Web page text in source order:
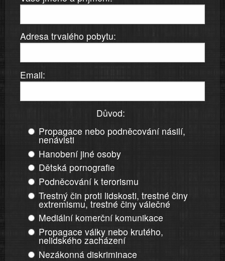
Adresa trvalého pobytu:
Email:
Důvod:
Propagace nebo podněcování násilí,
nenávisti
Hanobení jiné osoby
Dětská pornografie
Podněcování k terorismu
Trestný čin proti lidskosti, trestné činy
extremismu, trestné činy válečné
Mediální komerční komunikace
Propagace války nebo krutého,
nelidského zacházení
Nezákonná diskriminace